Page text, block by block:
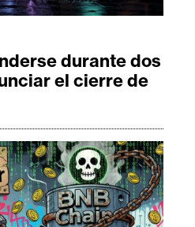
durante dos
el cierre de